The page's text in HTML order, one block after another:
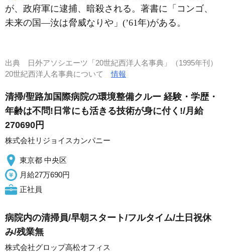
が、政府軍に逮捕、暗殺される。著書に「コンゴ、
未来の国―汝は脅威なりや」(’61年)がある。
出典
日外アソシエーツ「20世紀西洋人名事典」（1995年刊）
20世紀西洋人名事典について情報
清掃/聖路加国際病院の環境整備クルー 経験・学歴・
年齢は不問!日常にも活きる技術が身に付く!/月給
270690円
株式会社リジョイスカンパニー
東京都 中央区
月給27万690円
正社員
病院内の清掃員/早朝スタート/フルタイム/土日祝休
み/残業無
株式会社グロップ高松オフィス